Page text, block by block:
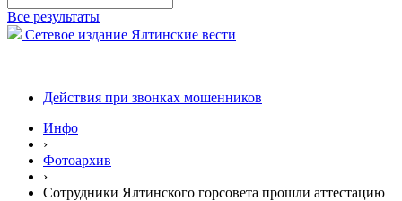
Все результаты
Сетевое издание Ялтинские вести
Действия при звонках мошенников
Инфо
›
Фотоархив
›
Сотрудники Ялтинского горсовета прошли аттестацию